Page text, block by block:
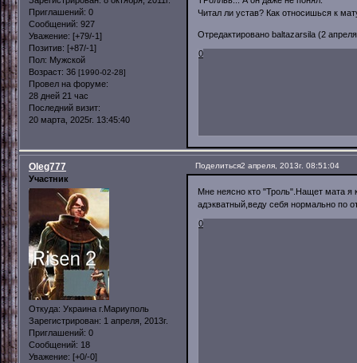
Приглашений: 0
Сообщений: 927
Уважение: [+79/-1]
Позитив: [+87/-1]
Пол: Мужской
Возраст: 36 [1990-02-28]
Провел на форуме:
28 дней 21 час
Последний визит:
20 марта, 2025г. 13:45:40
Читал ли устав? Как относишься к
Отредактировано baltazarsila (2
0
Поделиться2 апреля, 2013г. 08:51:04
Oleg777
Участник
Откуда: Украина г.Мариуполь
Зарегистрирован: 1 апреля, 2013г.
Приглашений: 0
Сообщений: 18
Уважение: [+0/-0]
Мне неясно кто "Троль".Нащет мата я
адэкватный,веду себя нормально по
0